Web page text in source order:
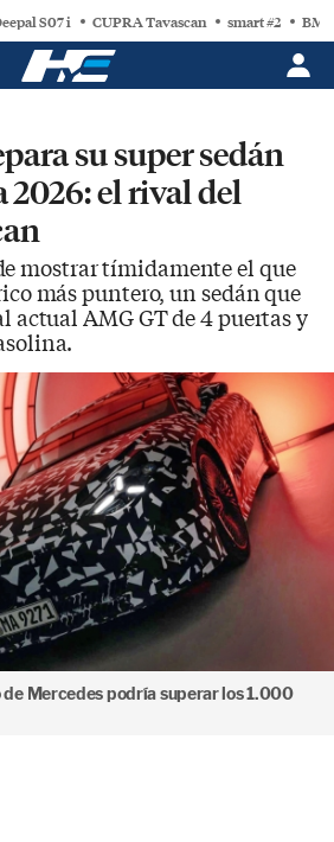
S07 i CUPRA Tavascan smart #2
su super sedán
2026: el rival del
mostrar tímidamente el que
más puntero, un sedán que
actual AMG GT de 4 puertas y
de Mercedes podría superar los 1.000